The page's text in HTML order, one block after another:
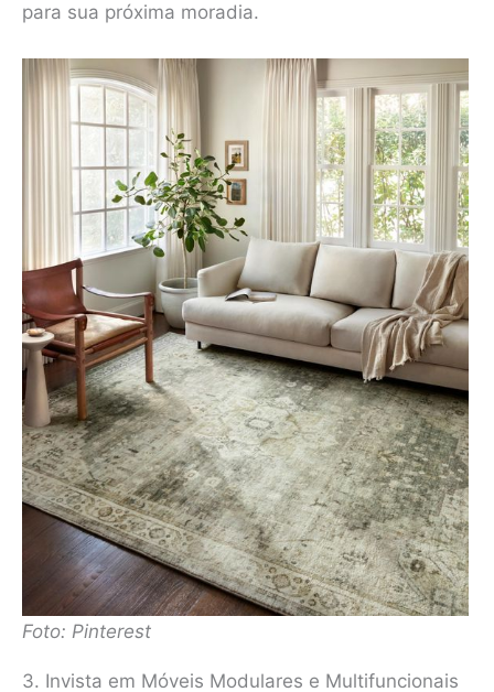
para sua próxima moradia.
Foto: Pinterest
3. Invista em Móveis Modulares e Multifuncionais